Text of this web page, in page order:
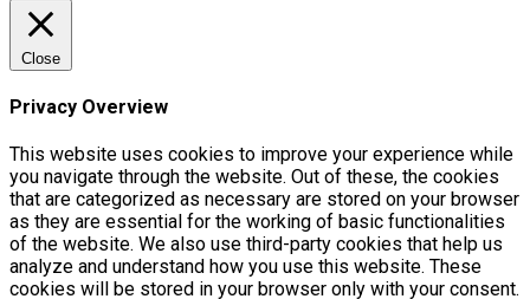
Close
Privacy Overview
This website uses cookies to improve your experience while
you navigate through the website. Out of these, the cookies
that are categorized as necessary are stored on your browser
as they are essential for the working of basic functionalities
of the website. We also use third-party cookies that help us
analyze and understand how you use this website. These
cookies will be stored in your browser only with your consent.